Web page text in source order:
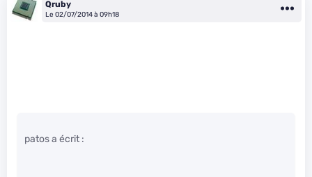
Qruby
Le 02/07/2014 à 09h18
patos a écrit :